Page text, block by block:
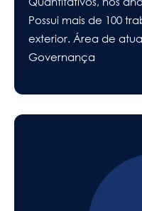
Possui mais de 100
exterior. Área de
Governança